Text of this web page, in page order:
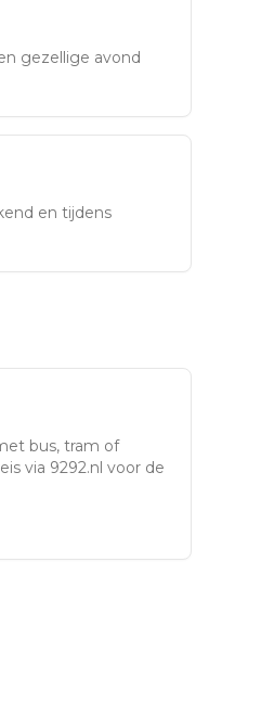
gezellige avond
en tijdens
bus, tram of
via 9292.nl voor de